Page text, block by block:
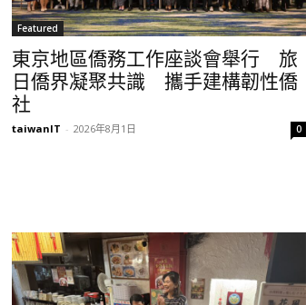
Featured
東京地區僑務工作座談會舉行 旅
日僑界凝聚共識 攜手建構韌性僑
社
taiwanIT - 2026年8月1日 0